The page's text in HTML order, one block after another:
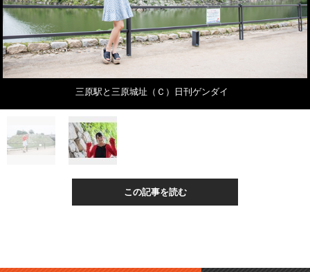
三原駅と三原城址（Ｃ）日刊ゲンダイ
この記事を読む